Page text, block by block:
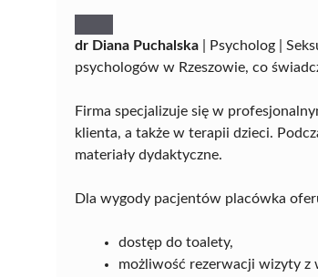
dr Diana Puchalska | Psycholog |
psychologów w Rzeszowie, co
Firma specjalizuje się w
klienta, a także w terapii dzieci.
materiały dydaktyczne.
Dla wygody pacjentów placówka
dostęp do toalety,
możliwość rezerwacji wizyty z